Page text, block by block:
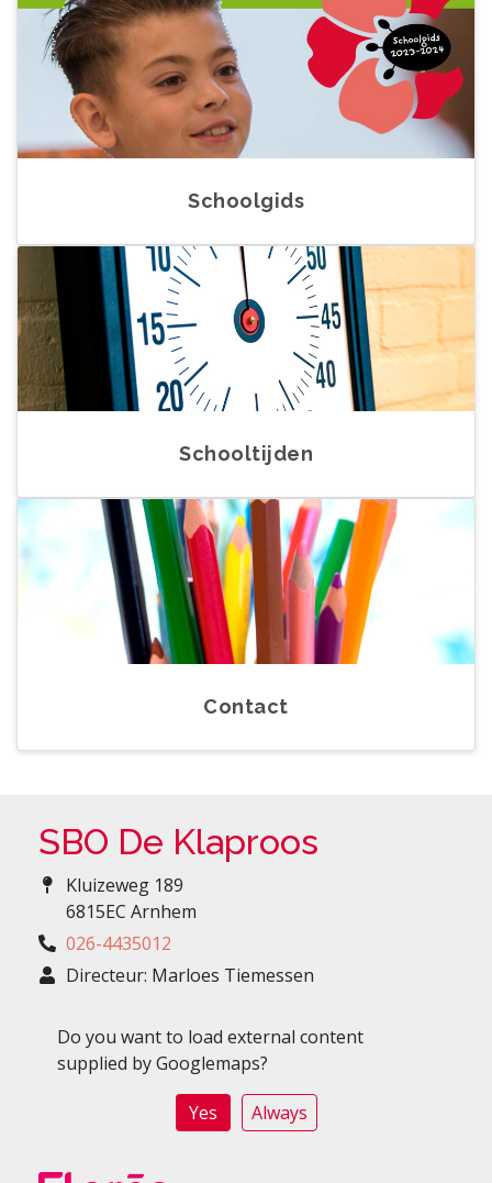
Schoolgids
Schooltijden
Contact
SBO De Klaproos
Kluizeweg 189
6815EC Arnhem
026-4435012
Directeur: Marloes Tiemessen
Do you want to load external content
supplied byGooglemaps?
Yes Always